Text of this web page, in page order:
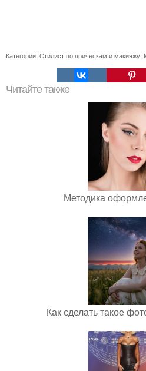
Категории: Стилист по прическам и макияжу
Читайте также
Методика
Как сделать такое